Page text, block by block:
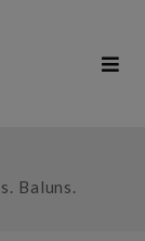
Baluns.